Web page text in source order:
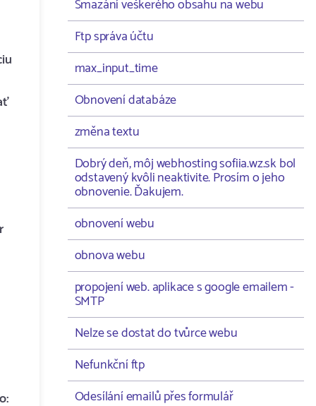
Smazání veškerého obsahu na webu
Ftp správa účtu
max_input_time
Obnovení databáze
změna textu
Dobrý deň, môj webhosting sofiia.wz.sk bol
odstavený kvôli neaktivite. Prosím o jeho
obnovenie. Ďakujem.
obnovení webu
obnova webu
propojení web. aplikace s google emailem -
SMTP
Nelze se dostat do tvůrce webu
Nefunkční ftp
Odesílání emailů přes formulář